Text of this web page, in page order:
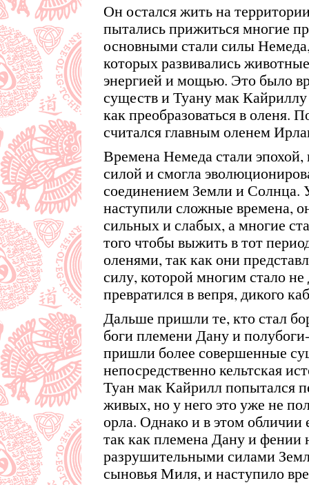
Он остался жить на
пытались прижиться многие
основными стали силы
которых развивались
энергией и мощью. Это было
существ и Туану мак
как преобразоваться в оленя.
считался главным оленем
Времена Немеда стали эпохой,
силой и смогла
соединением Земли и
наступили сложные времена,
сильных и слабых, а многие
того чтобы выжить в тот
оленями, так как они
силу, которой многим стало
превратился в вепря, дикого
Дальше пришли те, кто стал
боги племени Дану и
пришли более совершенные
непосредственно кельтская
Туан мак Кайрилл попытался
живых, но у него это уже не
орла. Однако и в этом обличии
так как племена Дану и фении
разрушительными силами
сыновья Миля, и наступило